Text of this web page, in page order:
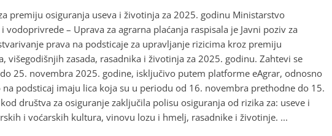
premiju osiguranja useva i životinja za 2025. godinu Ministarstvo
– Uprava za agrarna plaćanja raspisala je Javni poziv za
prava na podsticaje za upravljanje rizicima kroz premiju
višegodišnjih zasada, rasadnika i životinja za 2025. godinu. Zahtevi se
25. novembra 2025. godine, isključivo putem platforme eAgrar, odnosno
na podsticaj imaju lica koja su u periodu od 16. novembra prethodne do 15.
društva za osiguranje zaključila polisu osiguranja od rizika za: useve i
i voćarskih kultura, vinovu lozu i hmelj, rasadnike i životinje. ...